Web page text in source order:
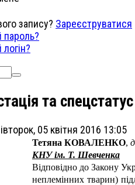
запису? Зареєструватися
пароль?
та
05 квітня 2016 13:05
Тетяна КОВАЛЕНКО,
КНУ ім. Т. Шевченка
Відповідно до Закону
неплемінних тварин)